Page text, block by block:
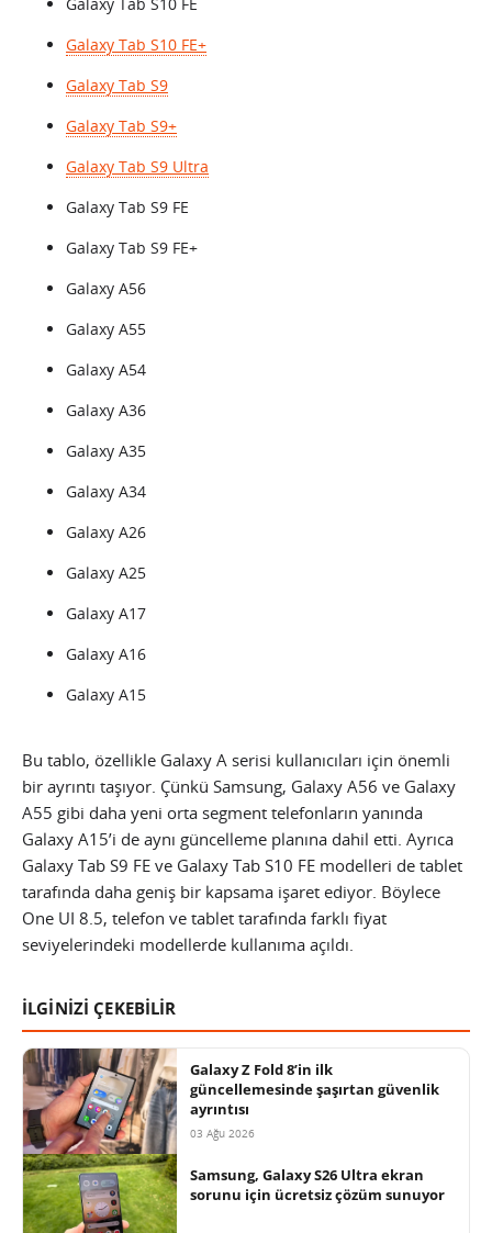
Galaxy Tab S10 FE
Galaxy Tab S10 FE+
Galaxy Tab S9
Galaxy Tab S9+
Galaxy Tab S9 Ultra
Galaxy Tab S9 FE
Galaxy Tab S9 FE+
Galaxy A56
Galaxy A55
Galaxy A54
Galaxy A36
Galaxy A35
Galaxy A34
Galaxy A26
Galaxy A25
Galaxy A17
Galaxy A16
Galaxy A15
Bu tablo, özellikle Galaxy A serisi kullanıcıları için önemli
bir ayrıntı taşıyor. Çünkü Samsung, Galaxy A56 ve Galaxy
A55 gibi daha yeni orta segment telefonların yanında
Galaxy A15’i de aynı güncelleme planına dahil etti. Ayrıca
Galaxy Tab S9 FE ve Galaxy Tab S10 FE modelleri de tablet
tarafında daha geniş bir kapsama işaret ediyor. Böylece
One UI 8.5, telefon ve tablet tarafında farklı fiyat
seviyelerindeki modellerde kullanıma açıldı.
İLGİNİZİ ÇEKEBİLİR
Galaxy Z Fold 8’in ilk
güncellemesinde şaşırtan güvenlik
ayrıntısı
03 Ağu 2026
Samsung, Galaxy S26 Ultra ekran
sorunu için ücretsiz çözüm sunuyor